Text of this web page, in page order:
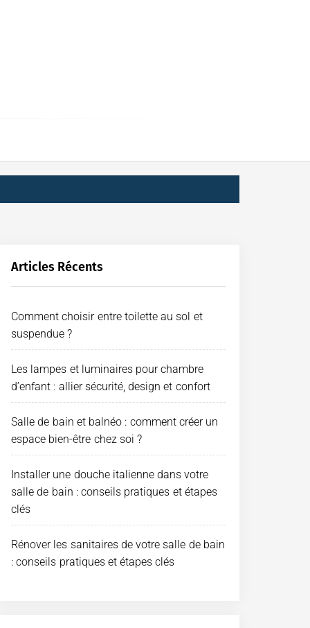
Articles Récents
Comment choisir entre toilette au sol et
suspendue ?
Les lampes et luminaires pour chambre
d’enfant : allier sécurité, design et confort
Salle de bain et balnéo : comment créer un
espace bien-être chez soi ?
Installer une douche italienne dans votre
salle de bain : conseils pratiques et étapes
clés
Rénover les sanitaires de votre salle de bain
: conseils pratiques et étapes clés